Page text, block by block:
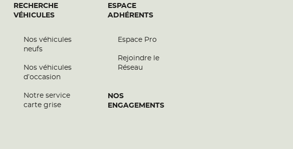
RECHERCHE
VÉHICULES
Nos véhicules
neufs
Nos véhicules
d’occasion
Notre service
carte grise
ESPACE
ADHÉRENTS
Espace Pro
Rejoindre le
Réseau
NOS
ENGAGEMENTS